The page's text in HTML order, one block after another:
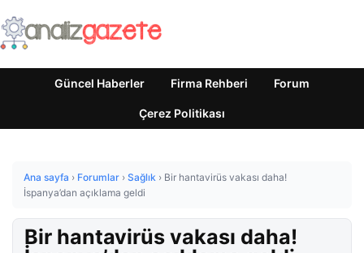
Güncel Haberler Firma Rehberi Forum
Çerez Politikası
Ana sayfa › Forumlar › Sağlık › Bir hantavirüs vakası daha!
İspanya’dan açıklama geldi
Bir hantavirüs vakası daha!